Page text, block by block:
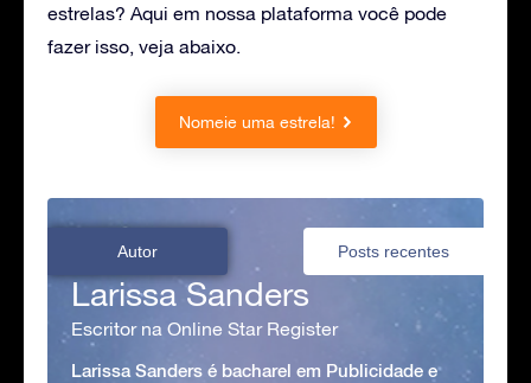
estrelas? Aqui em nossa plataforma você pode
fazer isso, veja abaixo.
Nomeie uma estrela!
Autor Posts recentes
Larissa Sanders
Escritor na Online Star Register
Larissa Sanders é bacharel em Publicidade e